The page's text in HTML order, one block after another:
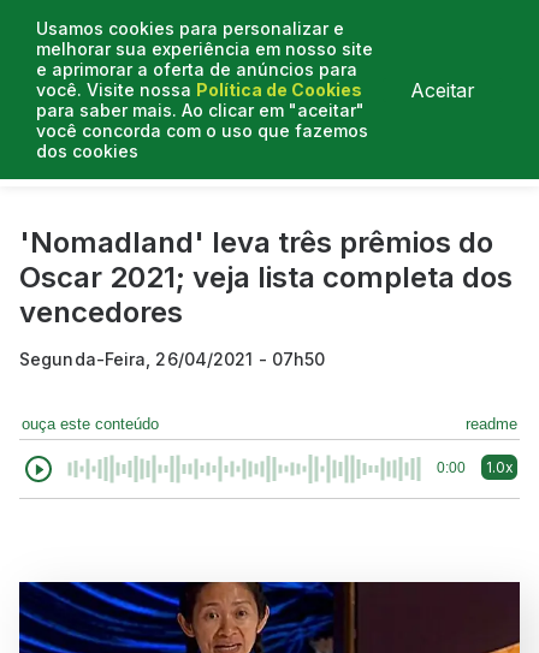
Usamos cookies para personalizar e
melhorar sua experiência em nosso site
e aprimorar a oferta de anúncios para
você. Visite nossa Política de Cookies
para saber mais. Ao clicar em "aceitar"
você concorda com o uso que fazemos
dos cookies
Aceitar
Curtas do Poder
'Nomadland' leva três prêmios do
Oscar 2021; veja lista completa dos
vencedores
Segunda-Feira, 26/04/2021 - 07h50
ouça este conteúdo readme
0:00 1.0x